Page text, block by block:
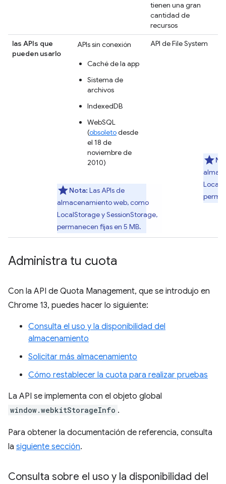
tienen una gran
cantidad de
recursos
las APIs que
pueden usarlo
APIs sin conexión
Caché de la app
Sistema de
archivos
IndexedDB
WebSQL
(obsoletodesde
el 18 de
noviembre de
2010)
Nota: Las APIs de
almacenamiento web, como
LocalStorage y SessionStorage,
permanecen fijas en 5 MB.
API de File System
Administra tu cuota
Con la API de Quota Management, que se introdujo en
Chrome 13, puedes hacer lo siguiente:
Consulta el uso y la disponibilidad del
almacenamiento
Solicitar más almacenamiento
Cómo restablecer la cuota para realizar pruebas
La API se implementa con el objeto global
window.webkitStorageInfo .
Para obtener la documentación de referencia, consulta
la siguiente sección.
Consulta sobre el uso y la disponibilidad del